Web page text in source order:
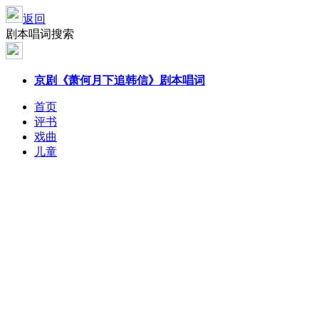
返回
剧本唱词搜索
京剧《萧何月下追韩信》剧本唱词
首页
评书
戏曲
儿童